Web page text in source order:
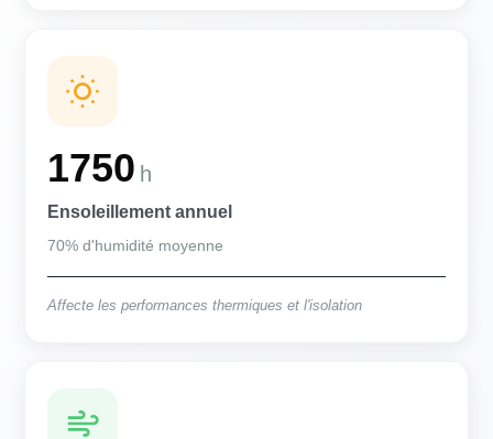
1750 h
Ensoleillement annuel
70% d'humidité moyenne
Affecte les performances thermiques et l'isolation